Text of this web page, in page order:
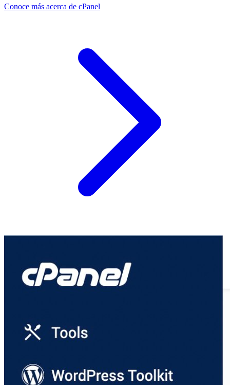
Conoce más acerca de cPanel